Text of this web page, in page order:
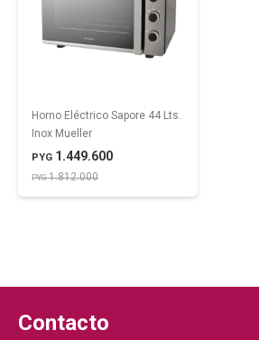
Horno Eléctrico Sapore 44 Lts.
Inox Mueller
PYG 1.449.600
PYG1.812.000
Contacto